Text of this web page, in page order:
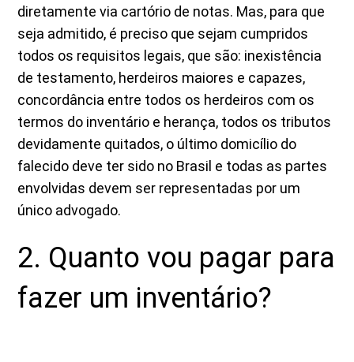
diretamente via cartório de notas. Mas, para que
seja admitido, é preciso que sejam cumpridos
todos os requisitos legais, que são: inexistência
de testamento, herdeiros maiores e capazes,
concordância entre todos os herdeiros com os
termos do inventário e herança, todos os tributos
devidamente quitados, o último domicílio do
falecido deve ter sido no Brasil e todas as partes
envolvidas devem ser representadas por um
único advogado.
2. Quanto vou pagar para
fazer um inventário?